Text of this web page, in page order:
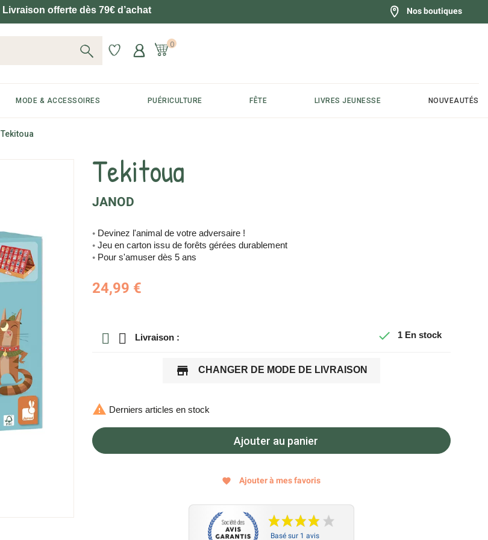
Livraison offerte dès 79€ d’achat Nos boutiques
0
MODE & ACCESSOIRES PUÉRICULTURE FÊTE LIVRES JEUNESSE NOUVEAUTÉS
Tekitoua
Tekitoua
JANOD
◦ Devinez l'animal de votre adversaire !
◦ Jeu en carton issu de forêts gérées durablement
◦ Pour s'amuser dès 5 ans
24,99 €
Livraison :  1 En stock
store CHANGER DE MODE DE LIVRAISON
 Derniers articles en stock
Ajouter au panier
favorite Ajouter à mes favoris
Basé sur 1 avis